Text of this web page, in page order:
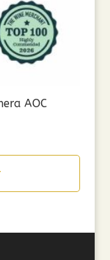
AOC